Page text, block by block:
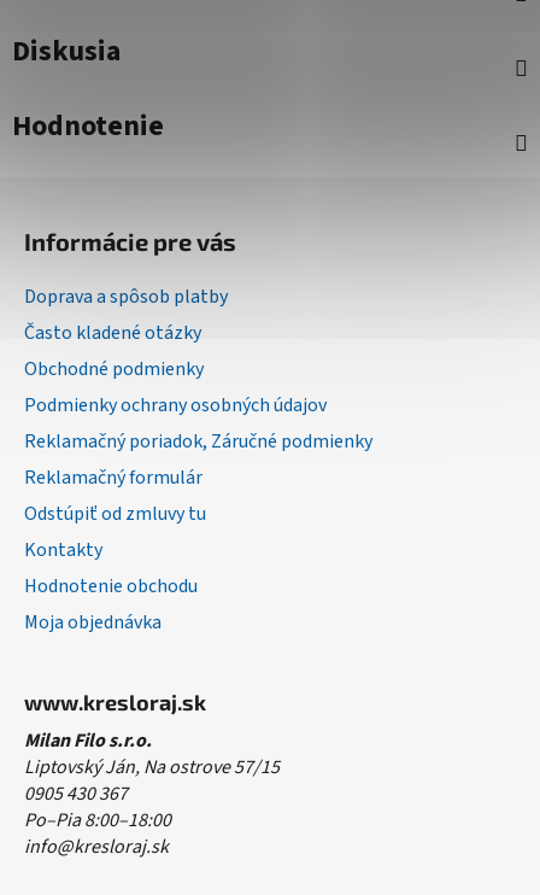
Diskusia
Hodnotenie
Informácie pre vás
Doprava a spôsob platby
Často kladené otázky
Obchodné podmienky
Podmienky ochrany osobných údajov
Reklamačný poriadok, Záručné podmienky
Reklamačný formulár
Odstúpiť od zmluvy tu
Kontakty
Hodnotenie obchodu
Moja objednávka
www.kresloraj.sk
Milan Filo s.r.o.
Liptovský Ján, Na ostrove 57/15
0905 430 367
Po–Pia 8:00–18:00
info@kresloraj.sk